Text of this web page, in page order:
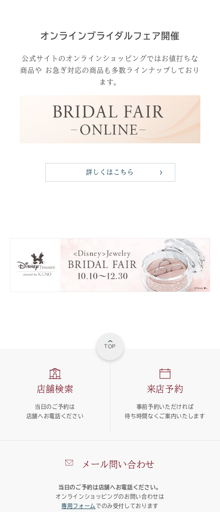
オンラインブライダルフェア開催
公式サイトのオンラインショッピングではお値打ちな
商品や
お急ぎ対応の商品も多数ラインナップしており
ます。
詳しくはこちら
TOP
メール問い合わせ
当日のご予約は店舗へお電話ください。
オンラインショッピングのお問い合わせは
専用フォーム でのみ受付しております
店舗検索
当日のご予約は
店舗へお電話ください
来店予約
事前予約いただければ
待ち時間なくご案内いたします